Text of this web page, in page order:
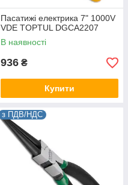
Пасатижі електрика 7" 1000V
VDE TOPTUL DGCA2207
В наявності
936 ₴
Купити
з ПДВ/НДС